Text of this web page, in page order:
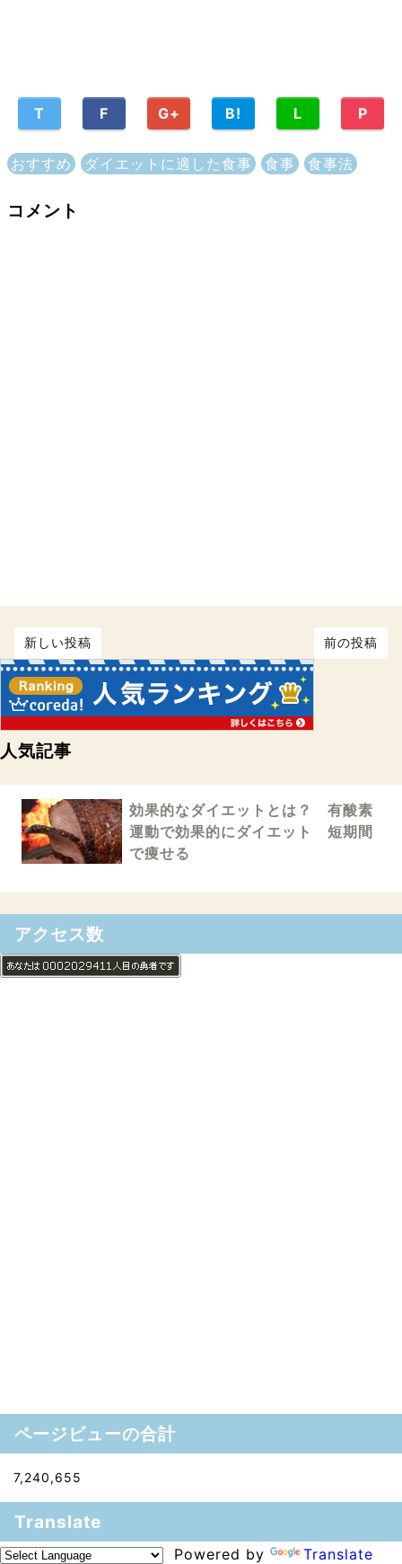
T F G+ B! L P
おすすめ ダイエットに適した食事 食事 食事法
コメント
新しい投稿 前の投稿
人気記事
効果的なダイエットとは？ 有酸素
運動で効果的にダイエット 短期間
で痩せる
アクセス数
ページビューの合計
7,240,655
Translate
Powered by Translate